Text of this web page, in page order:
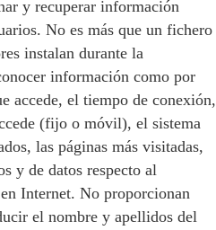
y recuperar información
No es más que un fichero
instalan durante la
información como por
accede, el tiempo de conexión,
(fijo o móvil), el sistema
las páginas más visitadas,
y de datos respecto al
Internet. No proporcionan
el nombre y apellidos del